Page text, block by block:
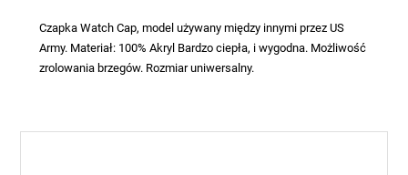
Czapka Watch Cap, model używany między innymi przez US
Army. Materiał: 100% Akryl Bardzo ciepła, i wygodna. Możliwość
zrolowania brzegów. Rozmiar uniwersalny.